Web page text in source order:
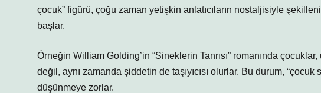
çocuk” figürü, çoğu zaman yetişkin anlatıcıların nostaljisiyle
başlar.
Örneğin William Golding’in “Sineklerin Tanrısı” romanında çocuklar,
değil, aynı zamanda şiddetin de taşıyıcısı olurlar. Bu durum,
düşünmeye zorlar.